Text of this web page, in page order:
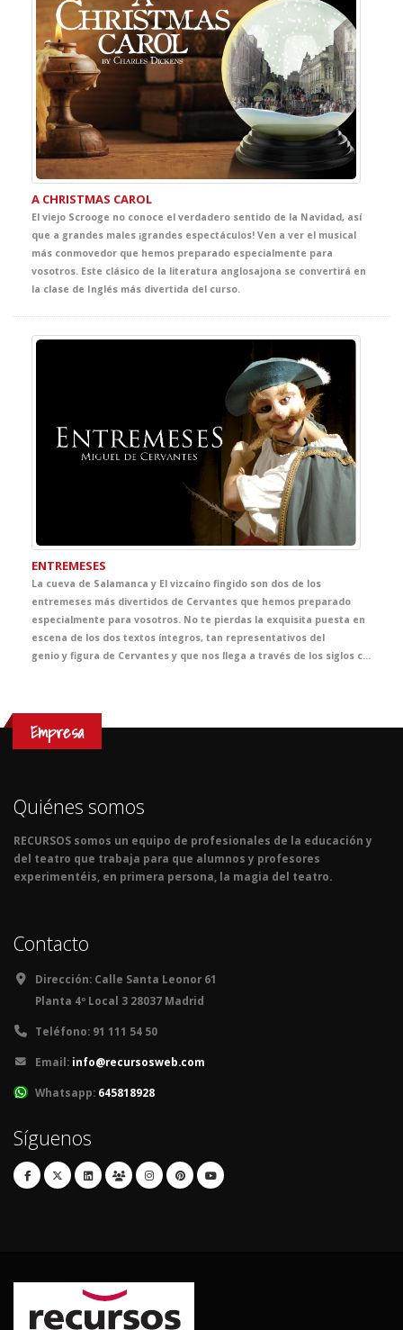
A CHRISTMAS CAROL
El viejo Scrooge no conoce el verdadero sentido de la Navidad, así
que a grandes males ¡grandes espectáculos! Ven a ver el musical
más conmovedor que hemos preparado especialmente para
vosotros. Este clásico de la literatura anglosajona se convertirá en
la clase de Inglés más divertida del curso.
ENTREMESES
La cueva de Salamanca y El vizcaíno fingido son dos de los
entremeses más divertidos de Cervantes que hemos preparado
especialmente para vosotros. No te pierdas la exquisita puesta en
escena de los dos textos íntegros, tan representativos del
genio y figura de Cervantes y que nos llega a través de los siglos con toda la fuerza de nuestros mejores clásicos.
Empresa
Quiénes somos
RECURSOS somos un equipo de profesionales de la educación y
del teatro que trabaja para que alumnos y profesores
experimentéis, en primera persona, la magia del teatro.
Contacto
Dirección: Calle Santa Leonor 61
Planta 4º Local 3 28037 Madrid
Teléfono: 91 111 54 50
Email: info@recursosweb.com
Whatsapp: 645818928
Síguenos